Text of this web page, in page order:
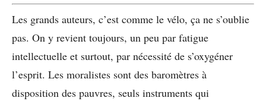
Les grands auteurs, c’est comme le vélo, ça ne s’oublie
pas. On y revient toujours, un peu par fatigue
intellectuelle et surtout, par nécessité de s’oxygéner
l’esprit. Les moralistes sont des baromètres à
disposition des pauvres, seuls instruments qui